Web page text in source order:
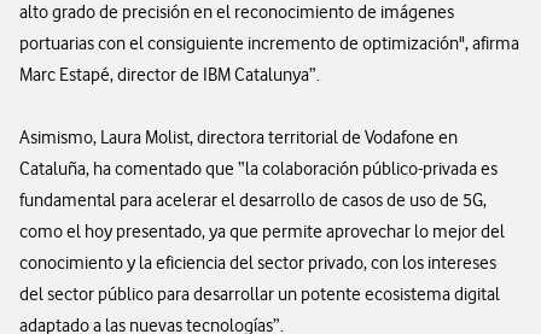
alto grado de precisión en el reconocimiento de imágenes
portuarias con el consiguiente incremento de optimización", afirma
Marc Estapé, director de IBM Catalunya”.
Asimismo, Laura Molist, directora territorial de Vodafone en
Cataluña, ha comentado que “la colaboración público-privada es
fundamental para acelerar el desarrollo de casos de uso de 5G,
como el hoy presentado, ya que permite aprovechar lo mejor del
conocimiento y la eficiencia del sector privado, con los intereses
del sector público para desarrollar un potente ecosistema digital
adaptado a las nuevas tecnologías”.